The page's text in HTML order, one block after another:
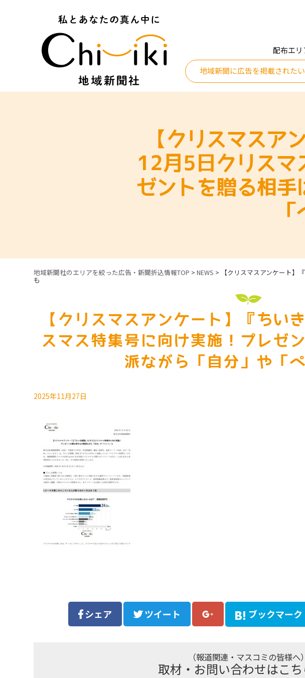
配布エ
地域新聞に広告を掲載された
【クリスマスア
12月5日クリスマ
ゼントを贈る相手
地域新聞社のエリアを絞った広告・新聞折込情報TOP >NEWS > 【クリスマスアンケート】
も
【クリスマスアンケート】『ちい
スマス特集号に向け実施！プレゼ
派ながら「自分」や「
2025年11月27日
シェア ツイート ブックマーク
（報道関連・マスコミの皆様へ）
取材・お問い合わせはこち